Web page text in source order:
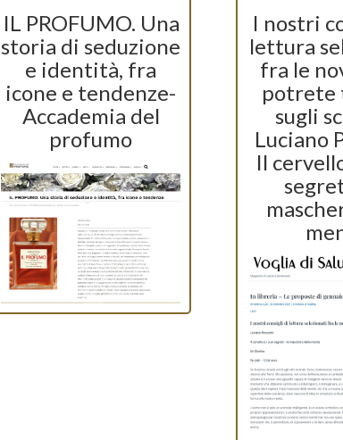
IL PROFUMO. Una
storia di seduzione
e identità, fra
icone e tendenze-
Accademia del
profumo
I nostri
lettura
fra le
potrete
sugli
Luciano
Il